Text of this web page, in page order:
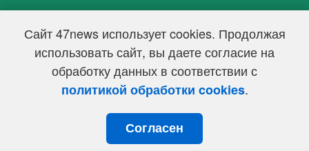
Сайт 47news использует cookies. Продолжая
использовать сайт, вы даете согласие на
обработку данных в соответствии с
политикой обработки cookies.
Согласен
47 новостей (47 news)2005 — 2026 г.
Свидетельство о регистрации СМИ Эл № ФС 77-39848, выдано
Федеральной службой по надзору в сфере связи,
информационных технологий и массовых коммуникаций